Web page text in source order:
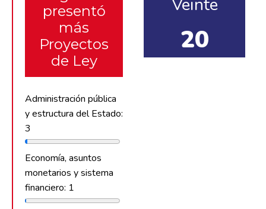
presentó
más
Proyectos
de Ley
Administración pública
y estructura del Estado:
3
Economía, asuntos
monetarios y sistema
financiero: 1
20